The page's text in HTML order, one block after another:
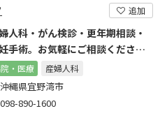
追加
人科・がん検診・更年期相談・
手術。お気軽にご相談くださ
・医療 産婦人科
沖縄県宜野湾市
098-890-1600